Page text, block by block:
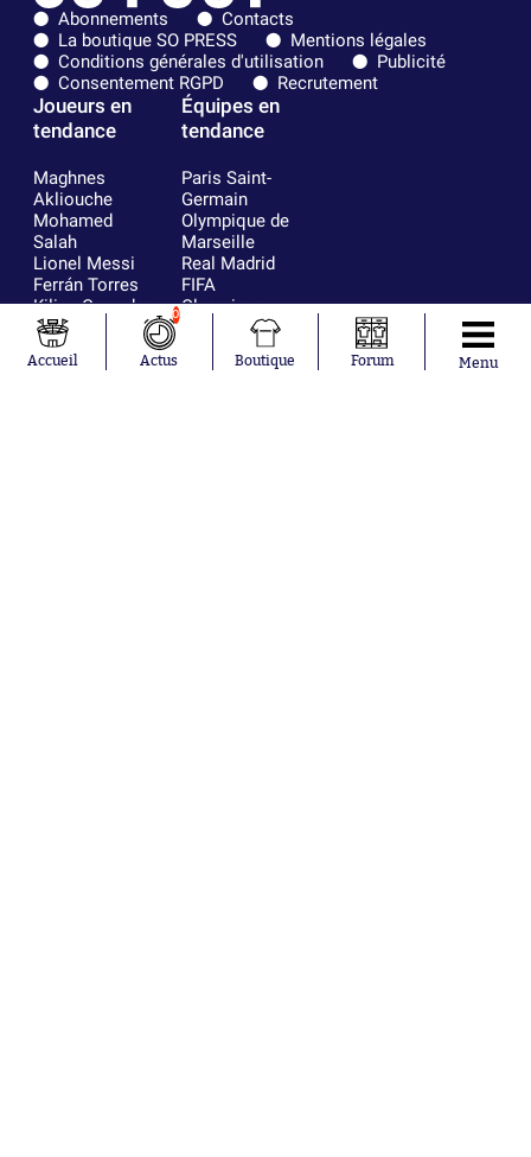
Abonnements
Contacts
La boutique SO PRESS
Mentions légales
Conditions générales d'utilisation
Publicité
Consentement RGPD
Recrutement
Joueurs en
tendance
Maghnes
Akliouche
Mohamed
Salah
Lionel Messi
Ferrán Torres
Kilian Corredor
Franco
Mastantuono
Orel Mangala
Équipes en
tendance
Paris Saint-
Germain
Olympique de
Marseille
Real Madrid
FIFA
Olympique
AS Monaco
FC Barcelone
Accueil
0
Actus Boutique Forum Menu